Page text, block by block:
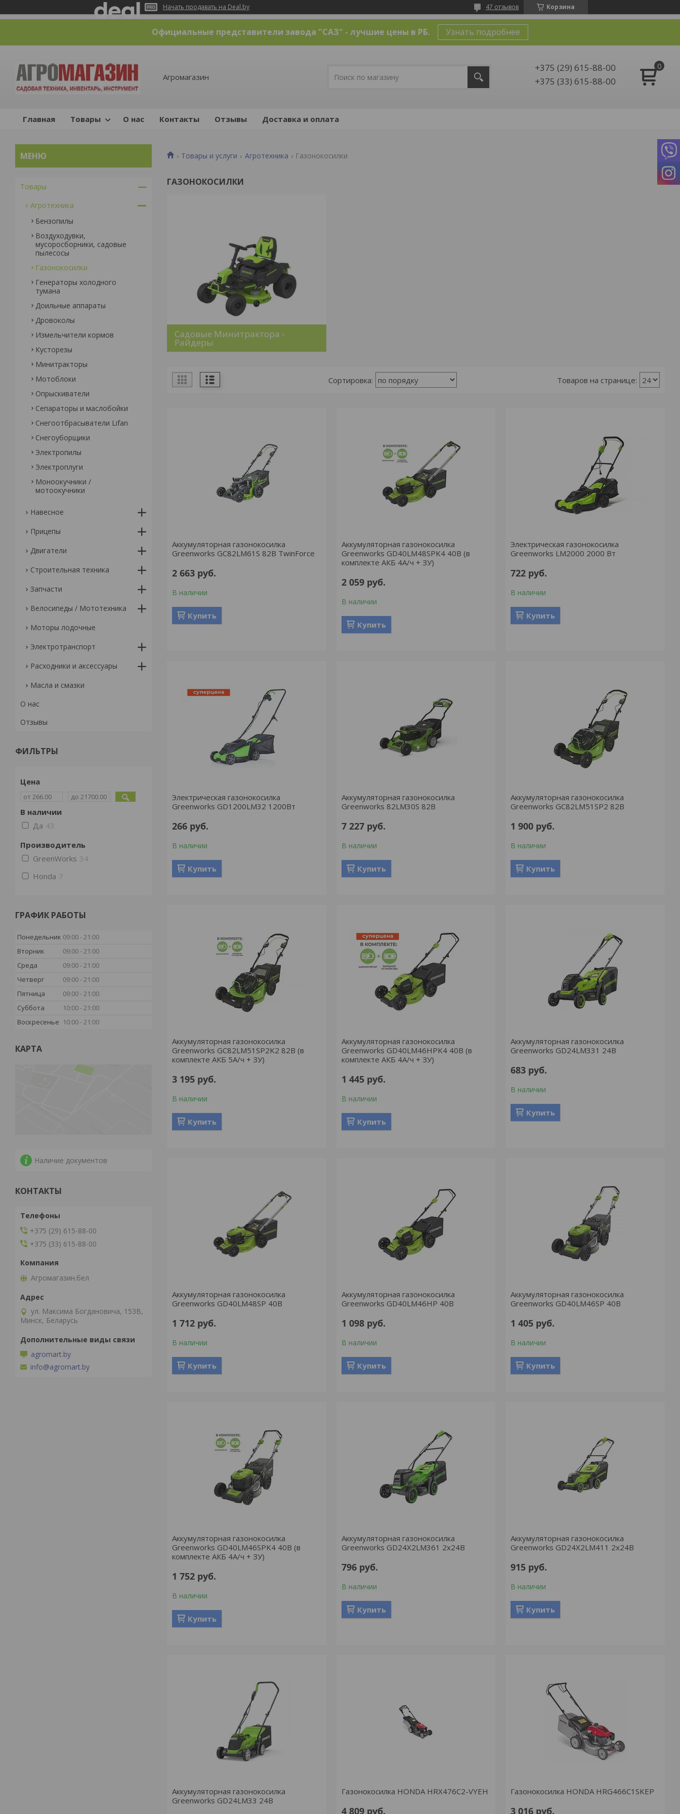
Начать продавать на Deal.by Корзина
47 отзывов
Официальные представители завода "САЗ" - лучшие цены в РБ. Узнать подробнее
Агромагазин
+375 (29) 615-88-00
+375 (33) 615-88-00
Главная Товары О нас Контакты Отзывы Доставка и оплата
Товары и услуги Агротехника Газонокосилки
ГАЗОНОКОСИЛКИ
Садовые Минитрактора -
Райдеры
Аккумуляторная газонокосилка
Greenworks GC82LM61S 82В TwinForce
2 663 руб.
В наличии
Купить
Аккумуляторная газонокосилка
Greenworks GD40LM48SPK4 40В (в
комплекте АКБ 4А/ч + ЗУ)
2 059 руб.
В наличии
Купить
Электрическая газонокосилка
Greenworks LM2000 2000 Вт
722 руб.
В наличии
Купить
Электрическая газонокосилка
Greenworks GD1200LM32 1200Вт
266 руб.
В наличии
Купить
Аккумуляторная газонокосилка
Greenworks 82LM30S 82В
7 227 руб.
В наличии
Купить
Аккумуляторная газонокосилка
Greenworks GC82LM51SP2 82В
1 900 руб.
В наличии
Купить
Аккумуляторная газонокосилка
Greenworks GC82LM51SP2K2 82В (в
комплекте АКБ 5А/ч + ЗУ)
3 195 руб.
В наличии
Купить
Аккумуляторная газонокосилка
Greenworks GD40LM46HPK4 40В (в
комплекте АКБ 4А/ч + ЗУ)
1 445 руб.
В наличии
Купить
Аккумуляторная газонокосилка
Greenworks GD24LM331 24В
683 руб.
В наличии
Купить
Аккумуляторная газонокосилка
Greenworks GD40LM48SP 40В
1 712 руб.
В наличии
Купить
Аккумуляторная газонокосилка
Greenworks GD40LM46HP 40В
1 098 руб.
В наличии
Купить
Аккумуляторная газонокосилка
Greenworks GD40LM46SP 40В
1 405 руб.
В наличии
Купить
Аккумуляторная газонокосилка
Greenworks GD40LM46SPK4 40В (в
комплекте АКБ 4А/ч + ЗУ)
1 752 руб.
В наличии
Купить
Аккумуляторная газонокосилка
Greenworks GD24X2LM361 2x24В
796 руб.
В наличии
Купить
Аккумуляторная газонокосилка
Greenworks GD24X2LM411 2x24В
915 руб.
В наличии
Купить
Аккумуляторная газонокосилка
Greenworks GD24LM33 24В
Газонокосилка HONDA HRX476C2-VYEH
4 809 руб.
Газонокосилка HONDA HRG466С1SKEP
3 016 руб.
Товары
Агротехника
Бензопилы
Воздуходувки,
мусоросборники, cадовые
пылесосы
Газонокосилки
Генераторы холодного
тумана
Доильные аппараты
Дровоколы
Измельчители кормов
Кусторезы
Минитракторы
Мотоблоки
Опрыскиватели
Сепараторы и маслобойки
Снегоотбрасыватели Lifan
Снегоуборщики
Электропилы
Электроплуги
Моноокучники /
мотоокучники
Навесное
Прицепы
Двигатели
Строительная техника
Запчасти
Велосипеды / Мототехника
Моторы лодочные
Электротранспорт
Расходники и аксессуары
Масла и смазки
О нас
Отзывы
ФИЛЬТРЫ
Цена
В наличии
Да 43
Производитель
GreenWorks 34
Honda 7
ГРАФИК РАБОТЫ
Понедельник 09:00 21:00
Вторник
09:00 21:00
Среда
09:00 21:00
Четверг
09:00 21:00
Пятница
09:00 21:00
Суббота
10:00 21:00
Воскресенье 10:00 21:00
КАРТА
Наличие документов
КОНТАКТЫ
+375 (29) 615-88-00
+375 (33) 615-88-00
Агромагазин.бел
ул. Максима Богдановича, 153В,
Минск, Беларусь
agromart.by
info@agromart.by